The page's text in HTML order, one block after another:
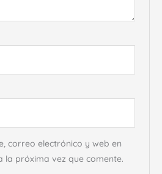
correo electrónico y web en
próxima vez que comente.